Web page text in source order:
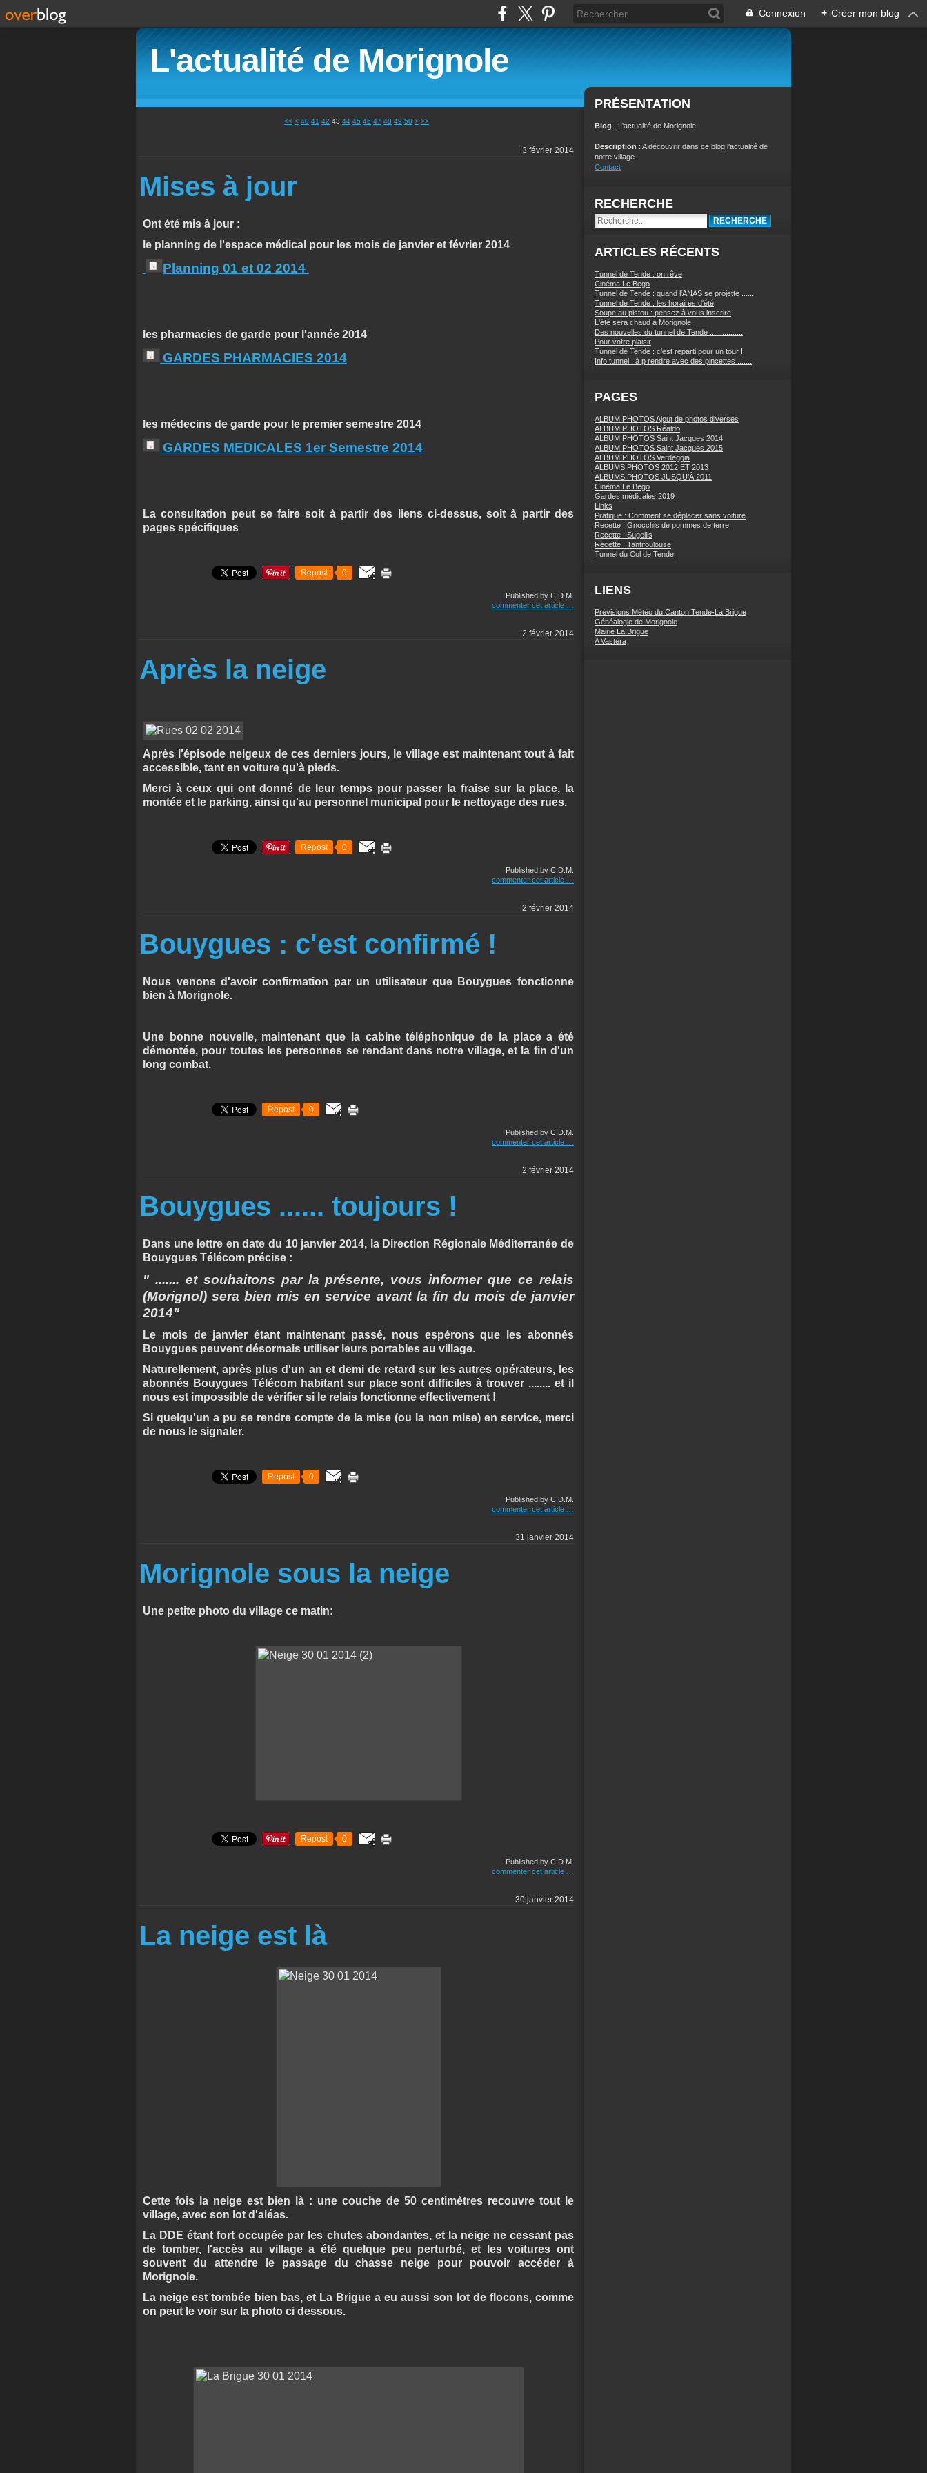
Connexion + Créer mon blog
L'actualité de Morignole
<< < 10
20
30
40 41 42 43 44 45 46 47 48 49 50 60
> >>
3 février 2014
Mises à jour
Ont été mis à jour :
le planning de l'espace médical pour les mois de janvier et février 2014
Planning 01 et 02 2014
les pharmacies de garde pour l'année 2014
GARDES PHARMACIES 2014
les médecins de garde pour le premier semestre 2014
GARDES MEDICALES 1er Semestre 2014
La consultation peut se faire soit à partir des liens ci-dessus, soit à partir des
pages spécifiques
Repost 0
Published by C.D.M.
commenter cet article
2 février 2014
Après la neige
Après l'épisode neigeux de ces derniers jours, le village est maintenant tout à fait
accessible, tant en voiture qu'à pieds.
Merci à ceux qui ont donné de leur temps pour passer la fraise sur la place, la
montée et le parking, ainsi qu'au personnel municipal pour le nettoyage des rues.
Repost 0
Published by C.D.M.
commenter cet article
2 février 2014
Bouygues : c'est confirmé !
Nous venons d'avoir confirmation par un utilisateur que Bouygues fonctionne
bien à Morignole.
Une bonne nouvelle, maintenant que la cabine téléphonique de la place a été
démontée, pour toutes les personnes se rendant dans notre village, et la fin d'un
long combat.
Repost 0
Published by C.D.M.
commenter cet article
2 février 2014
Bouygues ...... toujours !
Dans une lettre en date du 10 janvier 2014, la Direction Régionale Méditerranée de
Bouygues Télécom précise :
" ....... et souhaitons par la présente, vous informer que ce relais
(Morignol) sera bien mis en service avant la fin du mois de janvier
2014"
Le mois de janvier étant maintenant passé, nous espérons que les abonnés
Bouygues peuvent désormais utiliser leurs portables au village.
Naturellement, après plus d'un an et demi de retard sur les autres opérateurs, les
abonnés Bouygues Télécom habitant sur place sont difficiles à trouver ........ et il
nous est impossible de vérifier si le relais fonctionne effectivement !
Si quelqu'un a pu se rendre compte de la mise (ou la non mise) en service, merci
de nous le signaler.
Repost 0
Published by C.D.M.
commenter cet article
31 janvier 2014
Morignole sous la neige
Une petite photo du village ce matin:
Repost 0
Published by C.D.M.
commenter cet article
30 janvier 2014
La neige est là
Cette fois la neige est bien là : une couche de 50 centimètres recouvre tout le
village, avec son lot d'aléas.
La DDE étant fort occupée par les chutes abondantes, et la neige ne cessant pas
de tomber, l'accès au village a été quelque peu perturbé, et les voitures ont
souvent du attendre le passage du chasse neige pour pouvoir accéder à
Morignole.
La neige est tombée bien bas, et La Brigue a eu aussi son lot de flocons, comme
on peut le voir sur la photo ci dessous.
PRÉSENTATION
Blog : L'actualité de Morignole
Description : A découvrir dans ce blog l'actualité de
notre village.
Contact
RECHERCHE
ARTICLES RÉCENTS
Tunnel de Tende : on rêve
Cinéma Le Bego
Tunnel de Tende : quand l'ANAS se projette ......
Tunnel de Tende : les horaires d'été
Soupe au pistou : pensez à vous inscrire
L'été sera chaud à Morignole
Des nouvelles du tunnel de Tende ................
Pour votre plaisir
Tunnel de Tende : c'est reparti pour un tour !
Info tunnel : à p rendre avec des pincettes .......
PAGES
ALBUM PHOTOS Ajout de photos diverses
ALBUM PHOTOS Réaldo
ALBUM PHOTOS Saint Jacques 2014
ALBUM PHOTOS Saint Jacques 2015
ALBUM PHOTOS Verdeggia
ALBUMS PHOTOS 2012 ET 2013
ALBUMS PHOTOS JUSQU’À 2011
Cinéma Le Bego
Gardes médicales 2019
Links
Pratique : Comment se déplacer sans voiture
Recette : Gnocchis de pommes de terre
Recette : Sugellis
Recette : Tantifoulouse
Tunnel du Col de Tende
LIENS
Prévisions Météo du Canton Tende-La Brigue
Généalogie de Morignole
Mairie La Brigue
A Vastéra